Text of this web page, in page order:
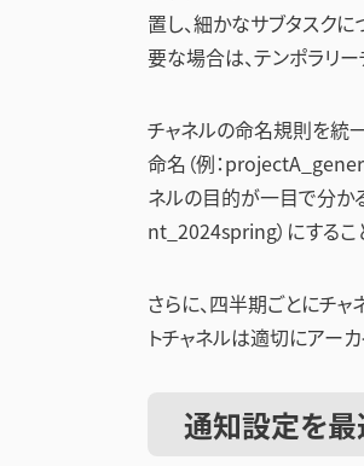
置し、細かなサブタスク
要な場合は、テンポラリ
チャネルの命名規則を統
命名（例：
ネルの目的が一目で分か
nt_2024spring）にするこ
さらに、四半期ごとにチ
トチャネルは適切にアー
通知設定を最